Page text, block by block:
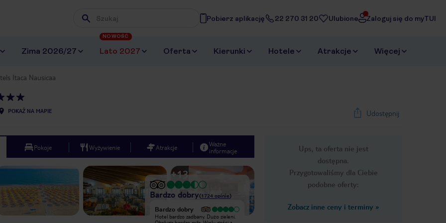
Wpisz frazę, której szukasz
Pobierz aplikację 22 270 31 20 Ulubione Zaloguj się do myTUI
Zima 2026/27 Lato 2027
NOWOŚĆ
Oferta Kierunki Hotele Atrakcje Więcej
Itaca Nausicaa
POKAŻ NA MAPIE Udostępnij
Ups, ta oferta nie jest
dostępna.
Przygotowaliśmy dla Ciebie
podobne oferty:
Zobacz inne ceny i terminy »
Pokoje Wyżywienie Atrakcje
Ważne
informacje
Next slide
1/19
+13
Bardzo dobry(1724 opinie)
Hotel Itaca traktować należy z
Bardzo dobry
Hotel bardzo zadbany. Dużo zieleni.
Wyjątkowy